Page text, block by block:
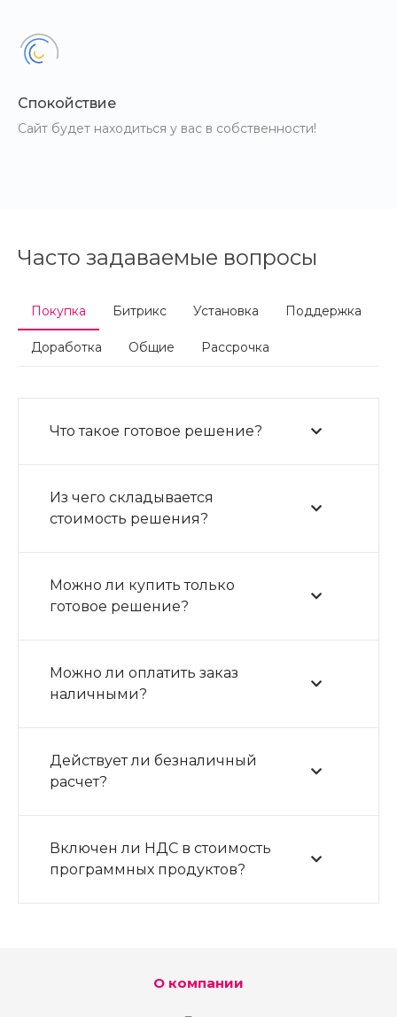
Спокойствие
Сайт будет находиться у вас в собственности!
Часто задаваемые вопросы
Покупка Битрикс Установка Поддержка
Доработка Общие Рассрочка
Что такое готовое решение?
Из чего складывается
стоимость решения?
Можно ли купить только
готовое решение?
Можно ли оплатить заказ
наличными?
Действует ли безналичный
расчет?
Включен ли НДС в стоимость
программных продуктов?
О компании